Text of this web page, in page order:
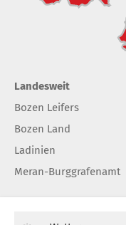
Landesweit
Bozen Leifers
Bozen Land
Ladinien
Meran-Burggrafenamt